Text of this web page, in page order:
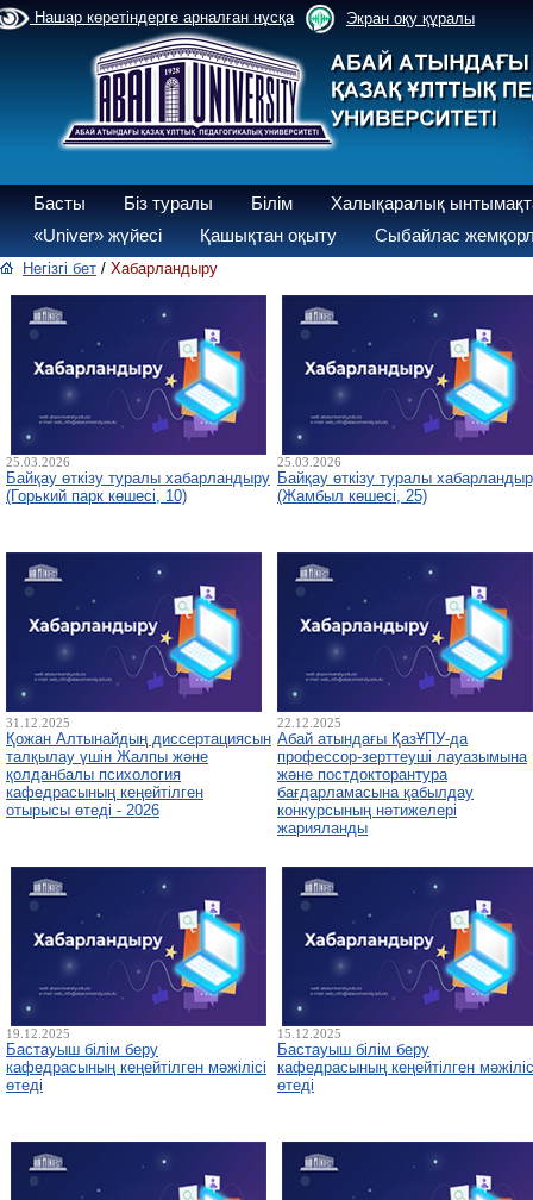
Нашар көретіндерге арналған нұсқа Экран оқу құралы
Басты Біз туралы Білім
Халықаралық
«Univer» жүйесі
Қашықтан оқыту Сыбайлас
Негізгі бет / Хабарландыру
25.03.2026
Байқау өткізу туралы хабарландыру
(Горький парк көшесі, 10)
25.03.2026
Байқау өткізу туралы
(Жамбыл көшесі, 25)
31.12.2025
Қожан Алтынайдың диссертациясын
талқылау үшін Жалпы және
қолданбалы психология
кафедрасының кеңейтілген
отырысы өтеді - 2026
22.12.2025
Абай атындағы ҚазҰПУ-да
профессор-зерттеуші лауазымына
және постдокторантура
бағдарламасына қабылдау
конкурсының нәтижелері
жарияланды
19.12.2025
Бастауыш білім беру
кафедрасының кеңейтілген мәжілісі
өтеді
15.12.2025
Бастауыш білім беру
кафедрасының кеңейтілген
өтеді